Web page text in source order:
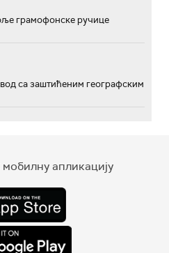
грамофонске ручице
са заштићеним географским
апликацију